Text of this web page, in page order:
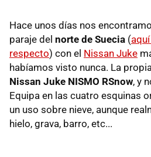
Hace unos días nos
paraje del norte de Suecia (
respecto) con el Nissan Juke
habíamos visto nunca. La
Nissan Juke NISMO RSnow, y
Equipa en las cuatro esquinas
un uso sobre nieve, aunque
hielo, grava, barro, etc...